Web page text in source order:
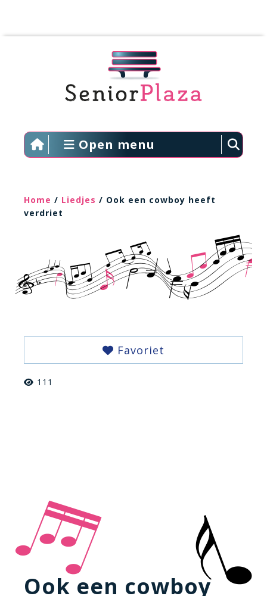
Open menu
Home / Liedjes / Ook een cowboy heeft
verdriet
Favoriet
111
Ook een cowboy